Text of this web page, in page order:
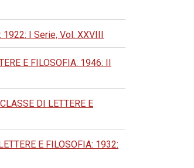
1922: I Serie, Vol. XXVIII
E FILOSOFIA: 1946: II
DI LETTERE E
E FILOSOFIA: 1932: